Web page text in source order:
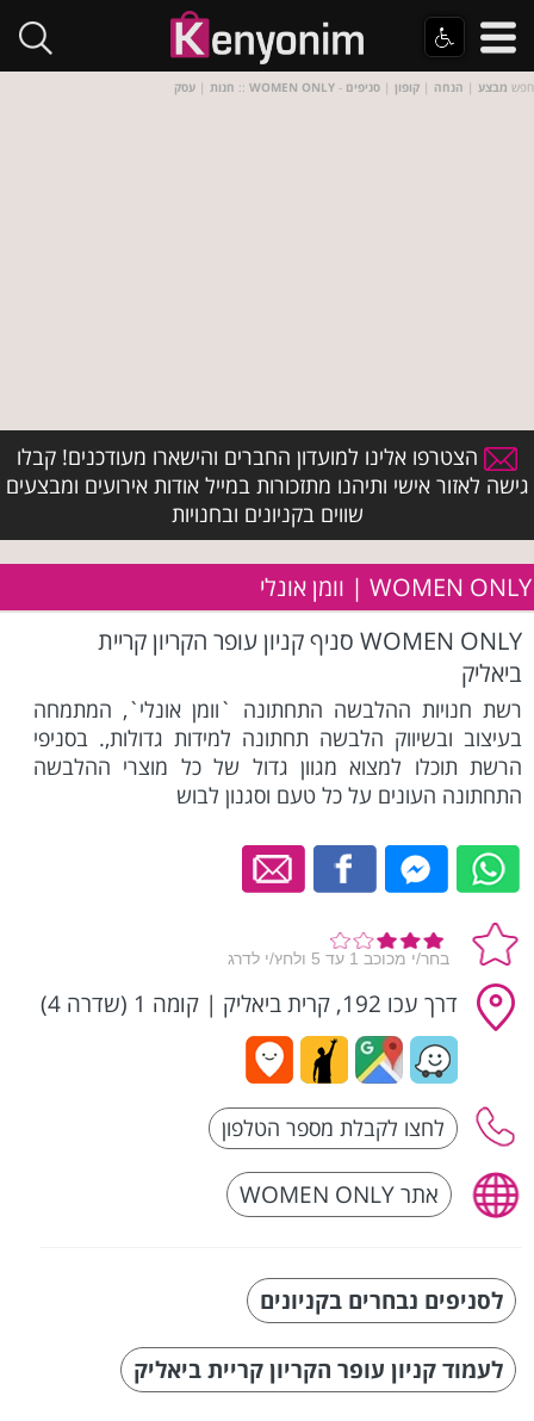
חנות | עסק :: WOMEN ONLY - חפש מבצע | הנחה | קופון | סניפים
הצטרפו אלינו למועדון החברים והישארו מעודכנים! קבלו
גישה לאזור אישי ותיהנו מתזכורות במייל אודות אירועים ומבצעים
שווים בקניונים ובחנויות
WOMEN ONLY | וומן אונלי
WOMEN ONLY סניף קניון עופר הקריון קריית
ביאליק
רשת חנויות ההלבשה התחתונה `וומן אונלי`, המתמחה
בעיצוב ובשיווק הלבשה תחתונה למידות גדולות,. בסניפי
הרשת תוכלו למצוא מגוון גדול של כל מוצרי ההלבשה
התחתונה העונים על כל טעם וסגנון לבוש
דרך עכו 192, קרית ביאליק | קומה 1 (שדרה 4)
אתר WOMEN ONLY
לסניפים נבחרים בקניונים
לעמוד קניון עופר הקריון קריית ביאליק